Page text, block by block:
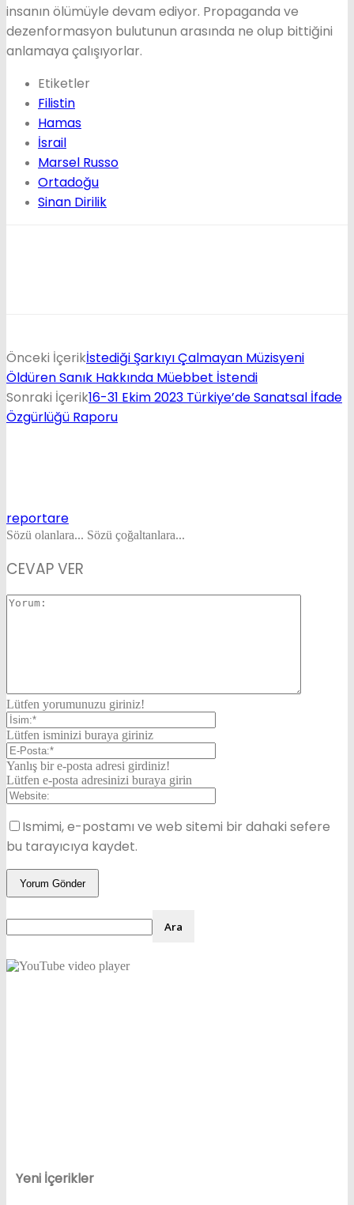
insanın ölümüyle devam ediyor. Propaganda ve
dezenformasyon bulutunun arasında ne olup bittiğini
anlamaya çalışıyorlar.
Etiketler
Filistin
Hamas
İsrail
Marsel Russo
Ortadoğu
Sinan Dirilik
Önceki İçerikİstediği Şarkıyı Çalmayan Müzisyeni
Öldüren Sanık Hakkında Müebbet İstendi
Sonraki İçerik16-31 Ekim 2023 Türkiye’de Sanatsal İfade
Özgürlüğü Raporu
reportare
Sözü olanlara... Sözü çoğaltanlara...
CEVAP VER
Lütfen yorumunuzu giriniz!
Lütfen isminizi buraya giriniz
Yanlış bir e-posta adresi girdiniz!
Lütfen e-posta adresinizi buraya girin
Ismimi, e-postamı ve web sitemi bir dahaki sefere
bu tarayıcıya kaydet.
Yeni İçerikler